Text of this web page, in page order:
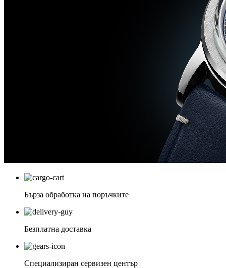
Бърза обработка на поръчките
Безплатна доставка
Специализиран сервизен център